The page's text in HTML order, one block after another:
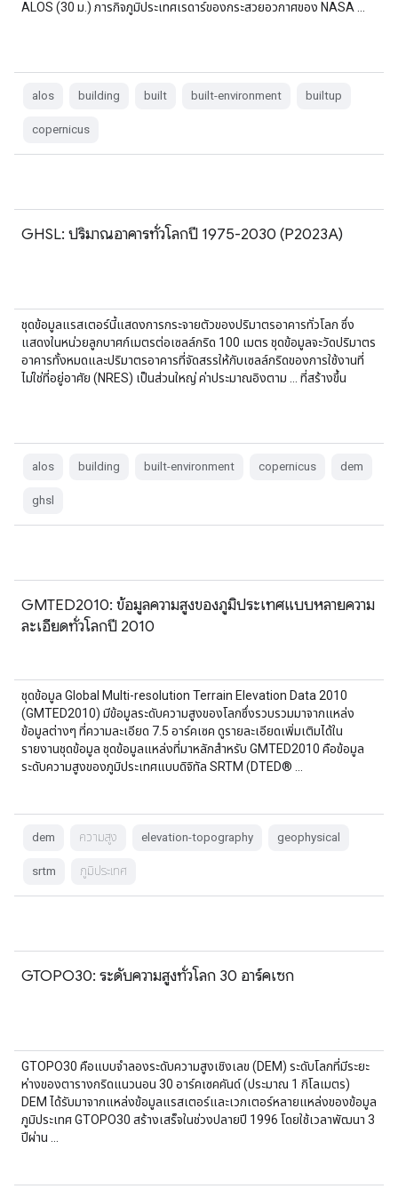
ALOS (30 ม.) ภารกิจภูมิประเทศเรดาร์ของกระสวยอวกาศของ NASA …
alos building built built-environment builtup
copernicus
GHSL: ปริมาณอาคารทั่วโลกปี 1975-2030 (P2023A)
ชุดข้อมูลแรสเตอร์นี้แสดงการกระจายตัวของปริมาตรอาคารทั่วโลก ซึ่ง
แสดงในหน่วยลูกบาศก์เมตรต่อเซลล์กริด 100 เมตร ชุดข้อมูลจะวัดปริมาตร
อาคารทั้งหมดและปริมาตรอาคารที่จัดสรรให้กับเซลล์กริดของการใช้งานที่
ไม่ใช่ที่อยู่อาศัย (NRES) เป็นส่วนใหญ่ ค่าประมาณอิงตาม … ที่สร้างขึ้น
alos building built-environment copernicus dem
ghsl
GMTED2010: ข้อมูลความสูงของภูมิประเทศแบบหลายความ
ละเอียดทั่วโลกปี 2010
ชุดข้อมูล Global Multi-resolution Terrain Elevation Data 2010
(GMTED2010) มีข้อมูลระดับความสูงของโลกซึ่งรวบรวมมาจากแหล่ง
ข้อมูลต่างๆ ที่ความละเอียด 7.5 อาร์คเซค ดูรายละเอียดเพิ่มเติมได้ใน
รายงานชุดข้อมูล ชุดข้อมูลแหล่งที่มาหลักสำหรับ GMTED2010 คือข้อมูล
ระดับความสูงของภูมิประเทศแบบดิจิทัล SRTM (DTED® …
dem ความสูง elevation-topography geophysical
srtm ภูมิประเทศ
GTOPO30: ระดับความสูงทั่วโลก 30 อาร์คเซก
GTOPO30 คือแบบจำลองระดับความสูงเชิงเลข (DEM) ระดับโลกที่มีระยะ
ห่างของตารางกริดแนวนอน 30 อาร์คเซคคันด์ (ประมาณ 1 กิโลเมตร)
DEM ได้รับมาจากแหล่งข้อมูลแรสเตอร์และเวกเตอร์หลายแหล่งของข้อมูล
ภูมิประเทศ GTOPO30 สร้างเสร็จในช่วงปลายปี 1996 โดยใช้เวลาพัฒนา 3
ปีผ่าน …